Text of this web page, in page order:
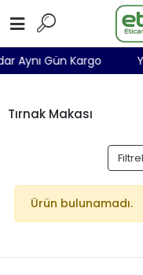
Aynı Gün Kargo
Tırnak Makası
Ürün bulunamadı.